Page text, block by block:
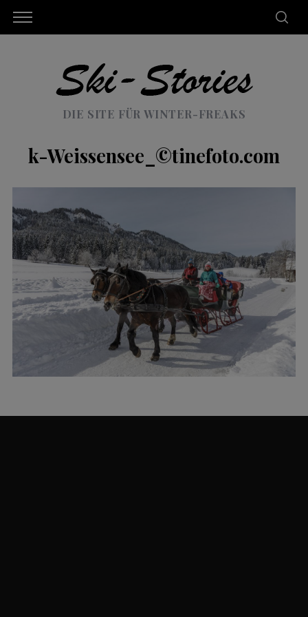
DIE SITE FÜR WINTER-FREAKS
k-Weissensee_©tinefoto.com